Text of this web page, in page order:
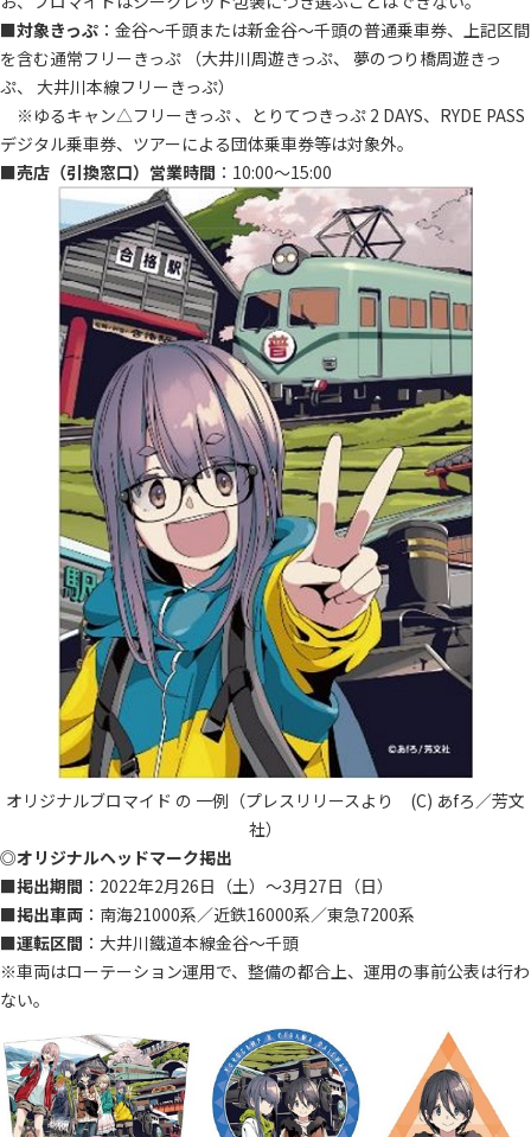
■対象きっぷ ：金谷～千頭または新金谷～千頭の普通乗車券、上記区間
を含む通常フリーきっぷ （大井川周遊きっぷ、 夢のつり橋周遊きっ
ぷ、 大井川本線フリーきっぷ）
※ゆるキャン△フリーきっぷ 、とりてつきっぷ 2 DAYS、RYDE PASS
デジタル乗車券、ツアーによる団体乗車券等は対象外。
■売店（引換窓口）営業時間 ：10:00～15:00
オリジナルブロマイド の 一例（プレスリリースより (C) あfろ／芳文
社）
◎オリジナルヘッドマーク掲出
■掲出期間 ：2022年2月26日（土）～3月27日（日）
■掲出車両 ：南海21000系／近鉄16000系／東急7200系
■運転区間 ：大井川鐵道本線金谷～千頭
※車両はローテーション運用で、整備の都合上、運用の事前公表は行わ
ない。